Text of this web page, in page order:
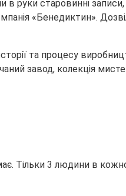
в руки старовинні
«Бенедиктин».
та процесу
завод, колекція
Тільки 3 людини в